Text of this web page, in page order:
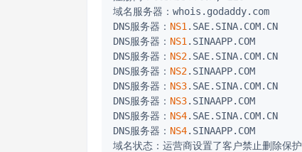
域名服务器：whois.godaddy.com
DNS服务器： NS1 .SAE.SINA.COM.CN
DNS服务器： NS1 .SINAAPP.COM
DNS服务器： NS2.SAE.SINA.COM.CN
DNS服务器： NS2.SINAAPP.COM
DNS服务器： NS3.SAE.SINA.COM.CN
DNS服务器： NS3.SINAAPP.COM
DNS服务器： NS4.SAE.SINA.COM.CN
DNS服务器： NS4.SINAAPP.COM
域名状态：运营商设置了客户禁止删除保护